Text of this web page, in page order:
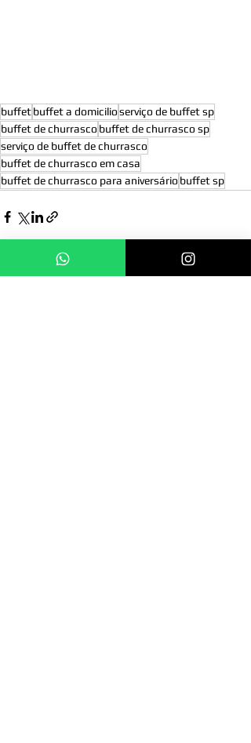
buffetbuffet a domicilioserviço de buffet sp
buffet de churrasco buffet de churrasco sp
serviço de buffet de churrasco
buffet de churrasco em casa
buffet de churrasco para aniversário buffet sp